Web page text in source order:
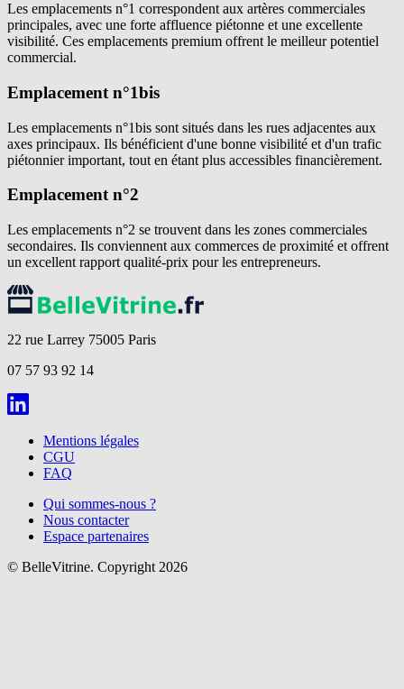
Les emplacements n°1 correspondent aux artères commerciales
principales, avec une forte affluence piétonne et une excellente
visibilité. Ces emplacements premium offrent le meilleur potentiel
commercial.
Emplacement n°1bis
Les emplacements n°1bis sont situés dans les rues adjacentes aux
axes principaux. Ils bénéficient d'une bonne visibilité et d'un trafic
piétonnier important, tout en étant plus accessibles financièrement.
Emplacement n°2
Les emplacements n°2 se trouvent dans les zones commerciales
secondaires. Ils conviennent aux commerces de proximité et offrent
un excellent rapport qualité-prix pour les entrepreneurs.
22 rue Larrey 75005 Paris
07 57 93 92 14
Mentions légales
CGU
FAQ
Qui sommes-nous ?
Nous contacter
Espace partenaires
© BelleVitrine. Copyright 2026